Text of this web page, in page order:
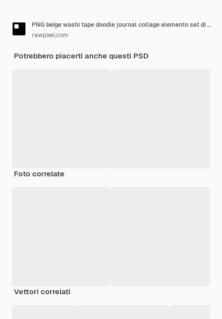
PNG beige washi tape doodle journal collage elemento set di sfondo trasparente
rawpixel.com
Potrebbero piacerti anche questi PSD
Foto correlate
Vettori correlati